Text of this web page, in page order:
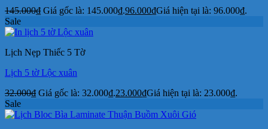
145.000₫ Giá gốc là: 145.000₫.96.000₫Giá hiện tại là: 96.000₫.
Sale
Lịch Nẹp Thiếc 5 Tờ
Lịch 5 tờ Lộc xuân
32.000₫ Giá gốc là: 32.000₫.23.000₫Giá hiện tại là: 23.000₫.
Sale